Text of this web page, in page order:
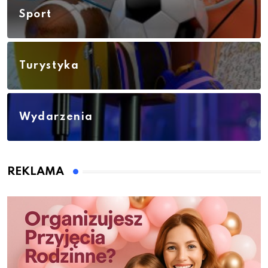
Sport
Turystyka
Wydarzenia
REKLAMA